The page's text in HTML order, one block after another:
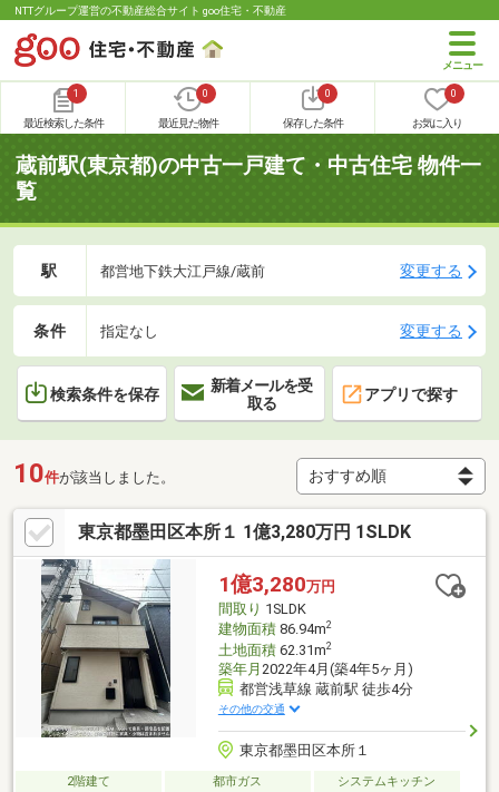
NTTグループ運営の不動産総合サイト goo住宅・不動産
1
最近検索した条件
0
最近見た物件
0
保存した条件
0
お気に入り
蔵前駅(東京都)の中古一戸建て・中古住宅 物件一
覧
駅 都営地下鉄大江戸線/蔵前 変更する
条件 指定なし 変更する
検索条件を保存
新着メールを受
取る
アプリで探す
10件が該当しました。
東京都墨田区本所１ 1億3,280万円 1SLDK
1億3,280万円
間取り 1SLDK
建物面積86.94m2
土地面積62.31m2
築年月 2022年4月(築4年5ヶ月)
都営浅草線 蔵前駅 徒歩4分
その他の交通
東京都墨田区本所１
2階建て 都市ガス
システムキッチン